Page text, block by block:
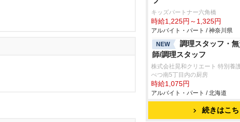
キッズパートナー六角橋
時給1,225円～1,325円
アルバイト・パート / 神奈川県
NEW
調理スタッフ・
師/調理スタッフ
株式会社晃和クリエート 特別養
べつ南5丁目内の厨房
時給1,075円
アルバイト・パート / 北海道
続きはこち